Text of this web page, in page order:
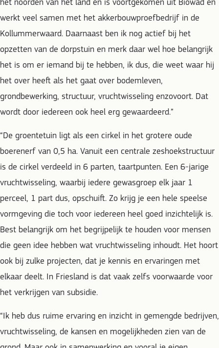
het noorden van het land en is voortgekomen uit Biowad en
werkt veel samen met het akkerbouwproefbedrijf in de
Kollummerwaard. Daarnaast ben ik nog actief bij het
opzetten van de dorpstuin en merk daar wel hoe belangrijk
het is om er iemand bij te hebben, ik dus, die weet waar hij
het over heeft als het gaat over bodemleven,
grondbewerking, structuur, vruchtwisseling enzovoort. Dat
wordt door iedereen ook heel erg gewaardeerd.”
“De groentetuin ligt als een cirkel in het grotere oude
boerenerf van 0,5 ha. Vanuit een centrale zeshoekstructuur
is de cirkel verdeeld in 6 parten, taartpunten. Een 6-jarige
vruchtwisseling, waarbij iedere gewasgroep elk jaar 1
perceel, 1 part dus, opschuift. Zo krijg je een hele speelse
vormgeving die toch voor iedereen heel goed inzichtelijk is.
Best belangrijk om het begrijpelijk te houden voor mensen
die geen idee hebben wat vruchtwisseling inhoudt. Het hoort
ook bij zulke projecten, dat je kennis en ervaringen met
elkaar deelt. In Friesland is dat vaak zelfs voorwaarde voor
het verkrijgen van subsidie.
“Ik heb dus ruime ervaring en inzicht in gemengde bedrijven,
vruchtwisseling, de kansen en mogelijkheden zien van de